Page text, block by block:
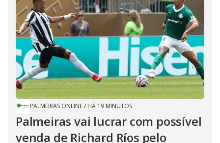
PALMEIRAS ONLINE/ HÁ 19 MINUTOS
Palmeiras vai lucrar com possível
venda de Richard Ríos pelo